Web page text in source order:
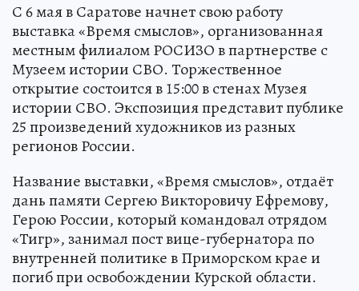
С 6 мая в Саратове начнет свою работу
выставка «Время смыслов», организованная
местным филиалом РОСИЗО в партнерстве с
Музеем истории СВО. Торжественное
открытие состоится в 15:00 в стенах Музея
истории СВО. Экспозиция представит публике
25 произведений художников из разных
регионов России.
Название выставки, «Время смыслов», отдаёт
дань памяти Сергею Викторовичу Ефремову,
Герою России, который командовал отрядом
«Тигр», занимал пост вице-губернатора по
внутренней политике в Приморском крае и
погиб при освобождении Курской области.